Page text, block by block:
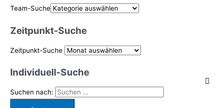
Team-Suche
Zeitpunkt-Suche
Zeitpunkt-Suche
Individuell-Suche
Suchen nach: